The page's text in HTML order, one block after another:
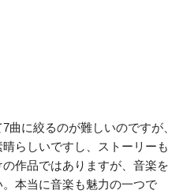
曲に絞るのが難しいのですが、
らしいですし、ストーリーも
作品ではありますが、音楽を
本当に音楽も魅力の一つで